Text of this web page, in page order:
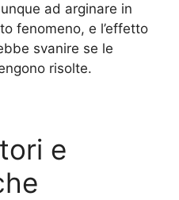
ad arginare in
fenomeno, e l’effetto
svanire se le
risolte.
e